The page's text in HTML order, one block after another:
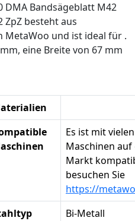
DMA Bandsägeblatt M42
ZpZ besteht aus
MetaWoo und ist ideal für .
eine Breite von 67 mm
Es ist mit vielen
Maschinen auf
Markt
besuchen Sie
https://
Bi-Metall